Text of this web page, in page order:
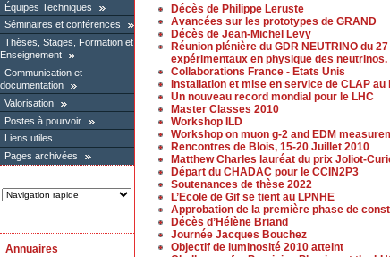
Équipes Techniques
Séminaires et conférences
Thèses, Stages, Formation et
Enseignement
Communication et
documentation
Valorisation
Postes à pourvoir
Liens utiles
Pages archivées
Annuaires
Décès de Philippe Leruste
Avancées sur les prototypes de GRAND
Décès de Jean-Michel Levy
Réunion plénière du GDR NEUTRINO du
expérimentaux en physique des neutrinos.
Collaborations France - Etats Unis
Installation et mise en service de CLAP au
Un nouveau record mondial pour le LHC
Master Classes 2010
Workshop ILD
Workshop on muon g-2 and EDM
Rencontres de Blois, 15-20 Juillet 2010
Matthew Charles lauréat du prix Joliot-
Départ du CHADAC pour le CCIN2P3
Soutenances de thèse 2022
L’Ecole de Gif se tient au LPNHE
Approbation de la première phase de
Décès d’Hélène Briand
Journée Jacques Bouchez
Objectif de luminosité 2010 atteint